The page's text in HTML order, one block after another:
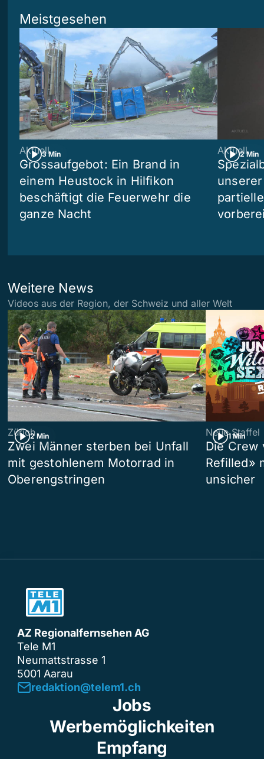
Meistgesehen
3 Min
Aktuell
Grossaufgebot: Ein Brand in
einem Heustock in Hilfikon
beschäftigt die Feuerwehr die
ganze Nacht
2 Min
Aktuell
Weitere News
Videos aus der Region, der Schweiz und aller Welt
2 Min
Zürich
Zwei Männer sterben bei Unfall
mit gestohlenem Motorrad in
Oberengstringen
1 Min
Neue Staffel
Die Crew
Refilled»
unsicher
AZ Regionalfernsehen AG
Tele M1
Neumattstrasse 1
5001 Aarau
redaktion@telem1.ch
Jobs
Werbemöglichkeiten
Empfang